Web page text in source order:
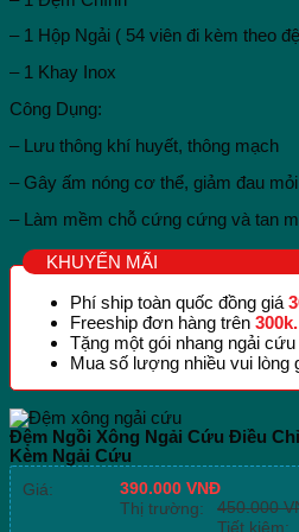
– 1 Hộp Ngải ( 54 viên đi kèm theo
– 1 Khay Inox
Công Dụng:
– Lưu thông khí huyết, thông mạch
– Gây ấm nóng cơ thể, giảm đau
– Làm mềm chỗ cứng cứng và tan
KHUYẾN MÃI
Phí ship toàn quốc đồng giá
Freeship đơn hàng trên 300k.
Tặng một gói nhang ngải
Mua số lượng nhiều vui lòng
Đệm Ngồi Xông Ngải Cứu Điều
Kèm Ngải Cứu
Giá:
390.000 VNĐ
Thị trường:
450.000
Tiết kiệm: